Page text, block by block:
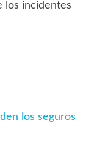
los incidentes